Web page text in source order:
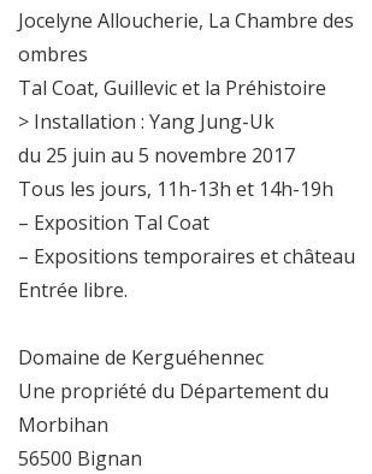
Jocelyne Alloucherie, La Chambre des
ombres
Tal Coat, Guillevic et la Préhistoire
> Installation : Yang Jung-Uk
du 25 juin au 5 novembre 2017
Tous les jours, 11h-13h et 14h-19h
– Exposition Tal Coat
– Expositions temporaires et château
Entrée libre.
Domaine de Kerguéhennec
Une propriété du Département du
Morbihan
56500 Bignan